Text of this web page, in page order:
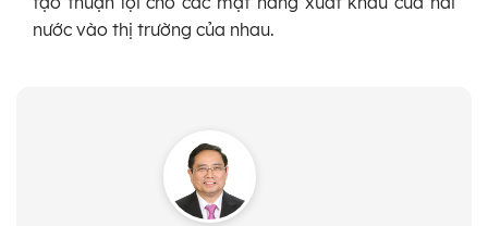
nước vào thị trường của nhau.